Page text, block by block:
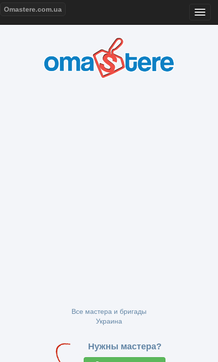
Omastere.com.ua
Все мастера и бригады
Украина
Нужны мастера?